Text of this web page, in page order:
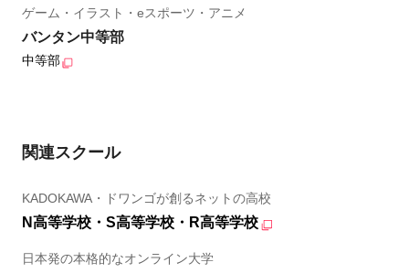
ゲーム・イラスト・eスポーツ・アニメ
バンタン中等部
中等部
関連スクール
KADOKAWA・ドワンゴが創るネットの高校
N高等学校・S高等学校・R高等学校
日本発の本格的なオンライン大学